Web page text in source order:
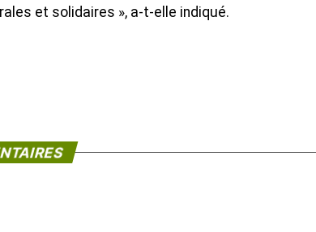
et solidaires », a-t-elle indiqué.